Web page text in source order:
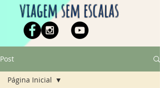
viagem sem escalas
Post
Página Inicial